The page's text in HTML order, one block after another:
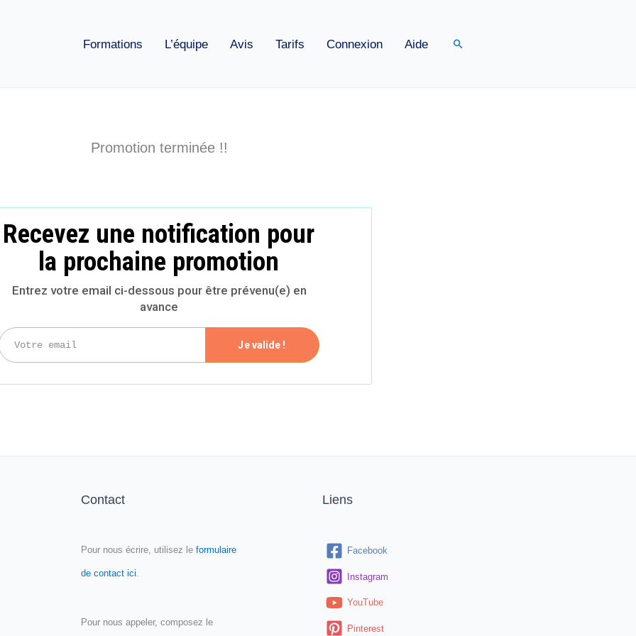
Formations L’équipe Avis Tarifs Connexion Aide Rechercher
Promotion terminée !!
Recevez une notification pour
la prochaine promotion
Entrez votre email ci-dessous pour être prévenu(e) en
avance
email Je valide !
Contact
Pour nous écrire, utilisez le formulaire
de contact ici
Pour nous appeler, composez le
Liens
Facebook
Instagram
YouTube
Pinterest